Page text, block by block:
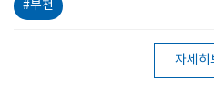
#부천
자세히